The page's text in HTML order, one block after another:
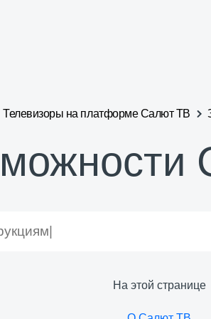
Телевизоры на платформе Салют ТВ
На этой странице